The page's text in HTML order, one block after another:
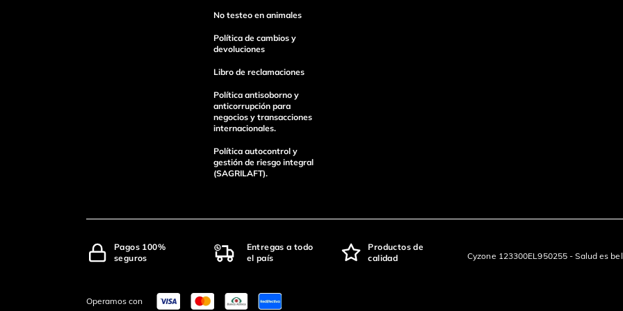
No testeo en animales
Política de cambios y
devoluciones
Libro de reclamaciones
Política antisoborno y
anticorrupción para
negocios y transacciones
internacionales.
Política autocontrol y
gestión de riesgo integral
(SAGRILAFT).
Pagos 100%
seguros
Entregas a todo
el país
Productos de
calidad
Cyzone 123300EL950255 - Salud es
Operamos con